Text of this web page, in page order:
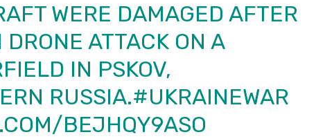
WERE DAMAGED AFTER
ATTACK ON A
IN PSKOV,
RUSSIA.#UKRAINEWAR
BEJHQY9ASO